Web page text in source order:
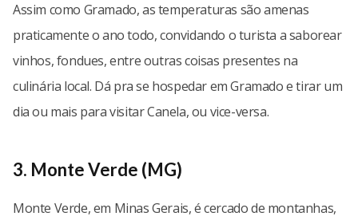
Assim como Gramado, as temperaturas são amenas
praticamente o ano todo, convidando o turista a saborear
vinhos, fondues, entre outras coisas presentes na
culinária local. Dá pra se hospedar em Gramado e tirar um
dia ou mais para visitar Canela, ou vice-versa.
3. Monte Verde (MG)
Monte Verde, em Minas Gerais, é cercado de montanhas,